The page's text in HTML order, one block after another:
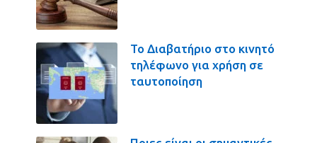
Το Διαβατήριο στο κινητό
τηλέφωνο για χρήση σε
ταυτοποίηση